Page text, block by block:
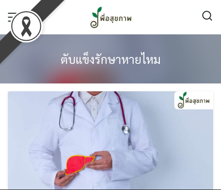
content
ตับแข็งรักษาหายไหม